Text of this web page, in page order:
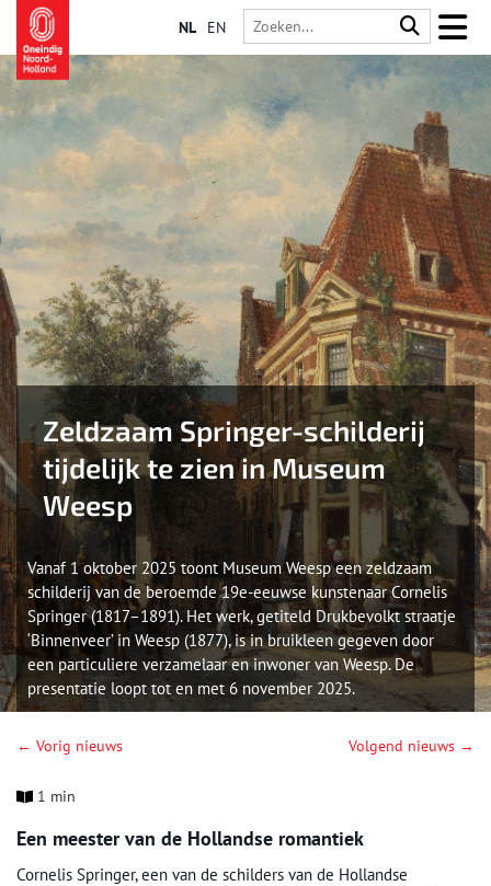
NL EN
Zeldzaam Springer-schilderij
tijdelijk te zien in Museum
Weesp
Vanaf 1 oktober 2025 toont Museum Weesp een zeldzaam
schilderij van de beroemde 19e-eeuwse kunstenaar Cornelis
Springer (1817–1891). Het werk, getiteld Drukbevolkt straatje
‘Binnenveer’ in Weesp (1877), is in bruikleen gegeven door
een particuliere verzamelaar en inwoner van Weesp. De
presentatie loopt tot en met 6 november 2025.
← Vorig nieuws Volgend nieuws →
1 min
Een meester van de Hollandse romantiek
Cornelis Springer, een van de schilders van de Hollandse